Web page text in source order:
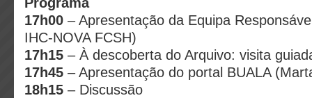
17h00 – Apresentação da Equipa
IHC-NOVA FCSH)
17h15 – À descoberta do Arquivo: visita
17h45 – Apresentação do portal BUALA
18h15 – Discussão